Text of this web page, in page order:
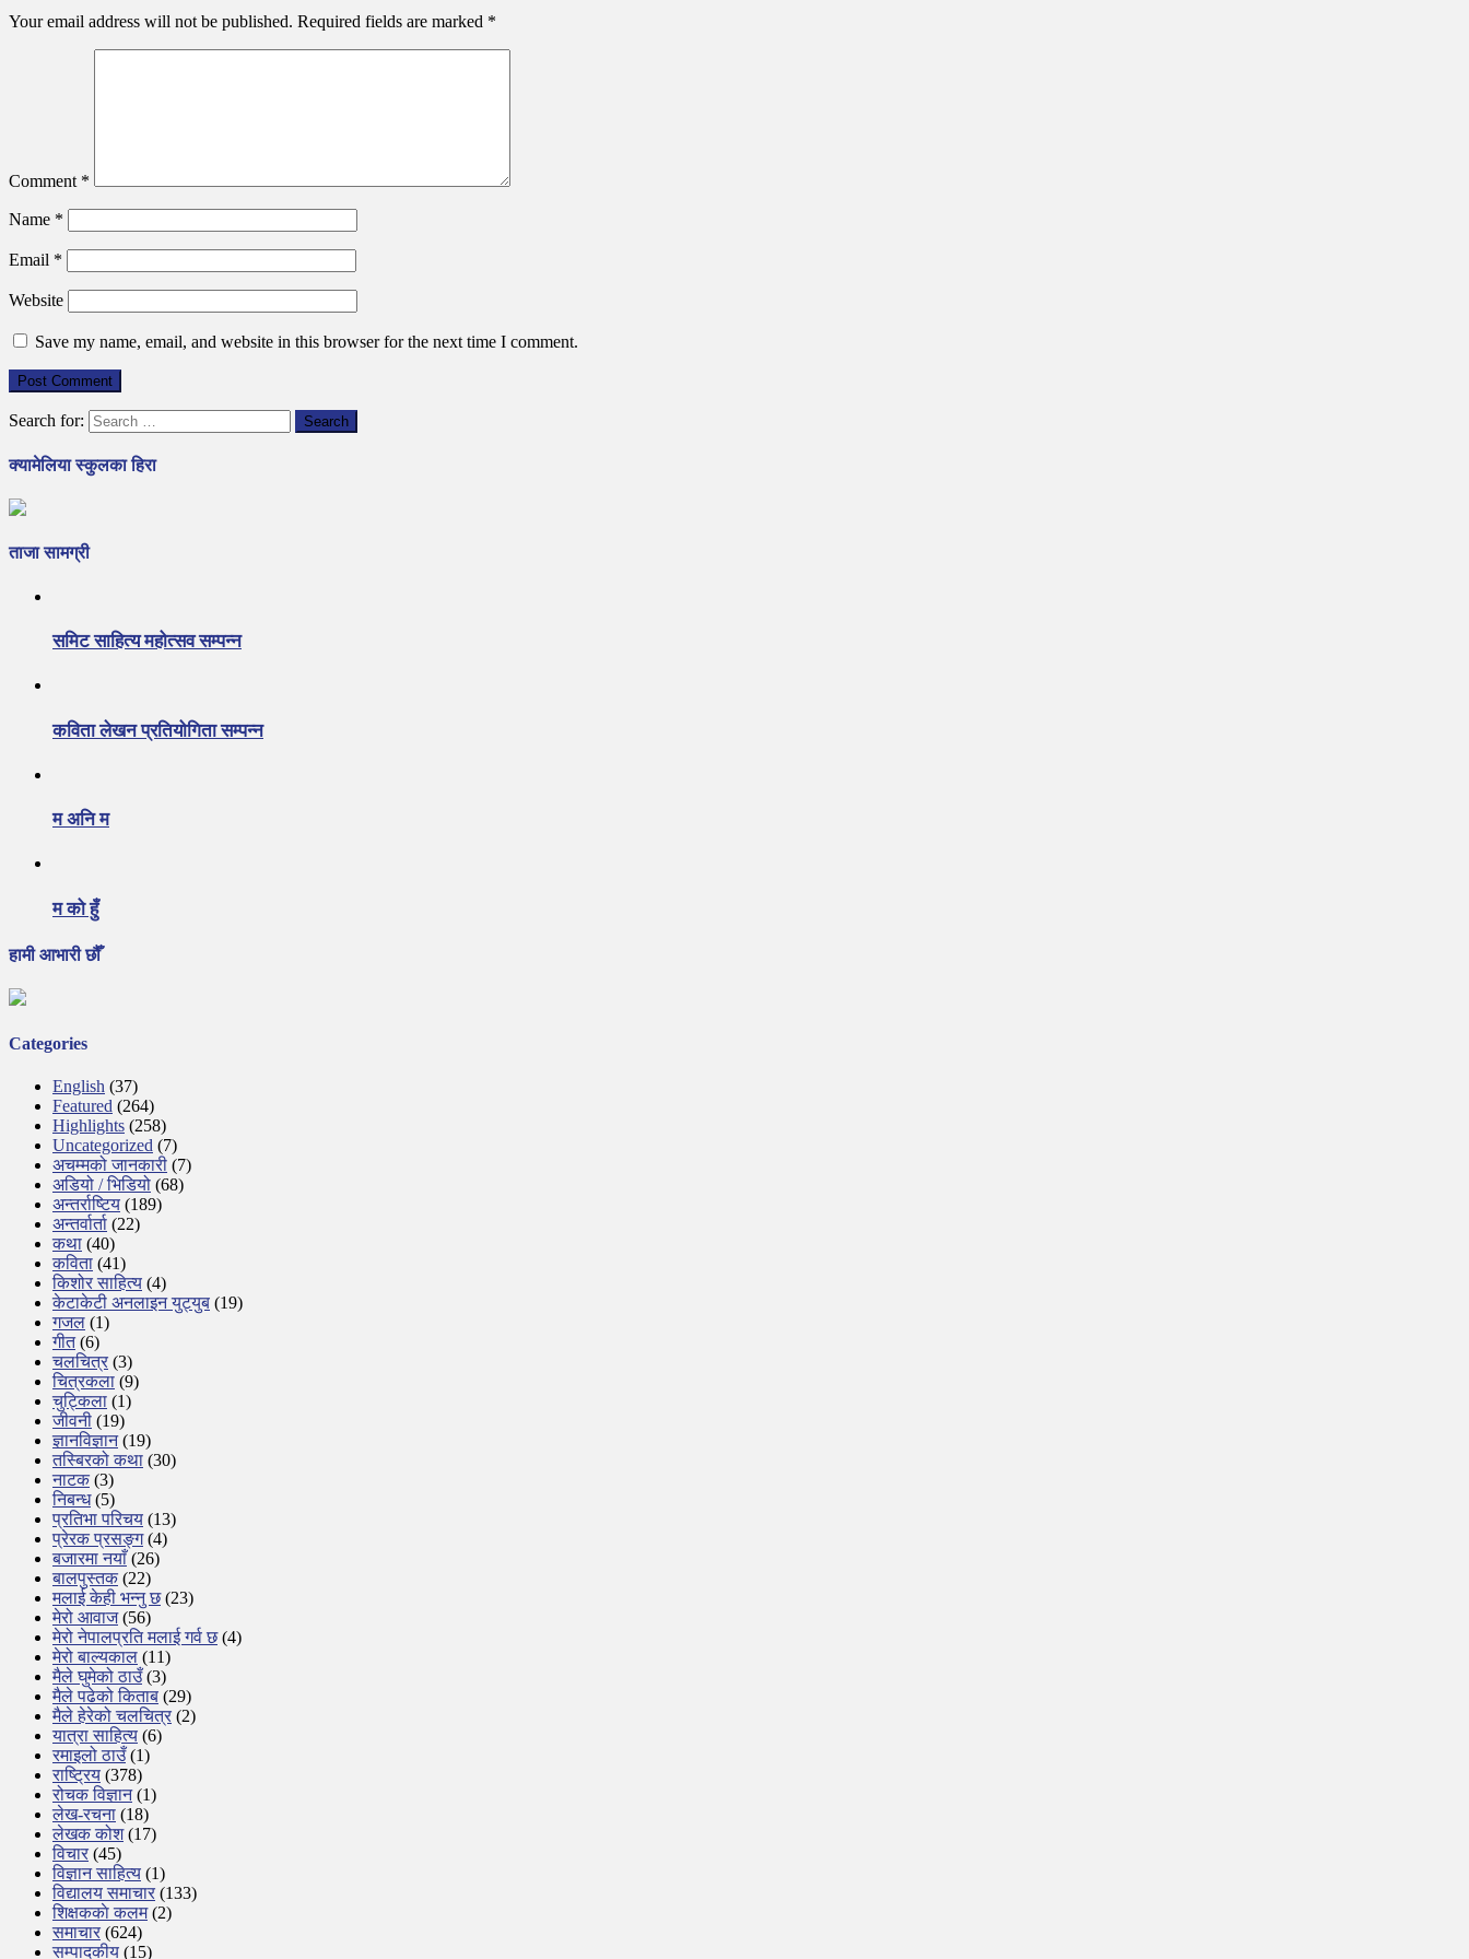
Your email address will not be published. Required fields are marked *
Comment *
Name *
Email *
Website
Save my name, email, and website in this browser for the next time I comment.
Search for:
क्यामेलिया स्कुलका हिरा
ताजा सामग्री
समिट साहित्य महोत्सव सम्पन्न
कविता लेखन प्रतियोगिता सम्पन्न
म अनि म
म को हुँ
हामी आभारी छौँ
Categories
English (37)
Featured (264)
Highlights (258)
Uncategorized (7)
अचम्मको जानकारी (7)
अडियो / भिडियो (68)
अन्तर्राष्टिय (189)
अन्तर्वार्ता (22)
कथा (40)
कविता (41)
किशोर साहित्य (4)
केटाकेटी अनलाइन युट्युब (19)
गजल (1)
गीत(6)
चलचित्र (3)
चित्रकला (9)
चुट्किला (1)
जीवनी (19)
ज्ञानविज्ञान(19)
तस्बिरको कथा (30)
नाटक(3)
निबन्ध(5)
प्रतिभा परिचय (13)
प्रेरक प्रसङ्ग(4)
बजारमा नयाँ(26)
बालपुस्तक(22)
मलाई केही भन्नु छ(23)
मेरो आवाज(56)
मेरो नेपालप्रति मलाई गर्व छ(4)
मेरो बाल्यकाल (11)
मैले घुमेको ठाउँ(3)
मैले पढेको किताब (29)
मैले हेरेको चलचित्र (2)
यात्रा साहित्य (6)
रमाइलो ठाउँ(1)
राष्ट्रिय (378)
रोचक विज्ञान(1)
लेख-रचना (18)
लेखक कोश(17)
विचार (45)
विज्ञान साहित्य (1)
विद्यालय समाचार (133)
शिक्षककाे कलम(2)
समाचार (624)
सम्पादकीय (15)